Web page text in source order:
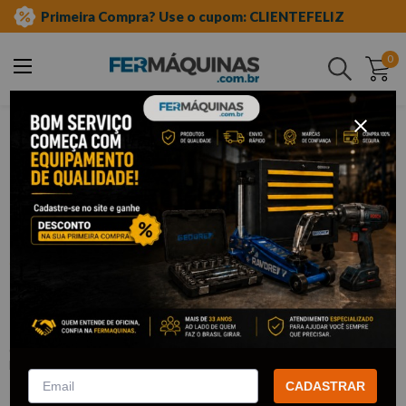
Primeira Compra? Use o cupom: CLIENTEFELIZ
0
Buscar
epis óculos de segurança
Óculos de Segurança Harpia Modelo
Centauro Fumê - PROTEPLUS
R$4 CADASTRAR